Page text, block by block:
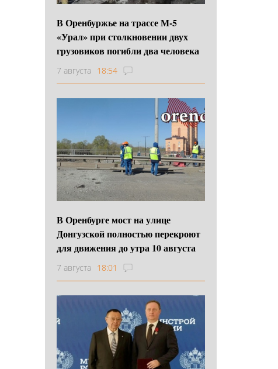
В Оренбуржье на трассе М-5
«Урал» при столкновении двух
грузовиков погибли два человека
7 августа 18:54
В Оренбурге мост на улице
Донгузской полностью перекроют
для движения до утра 10 августа
7 августа 18:01